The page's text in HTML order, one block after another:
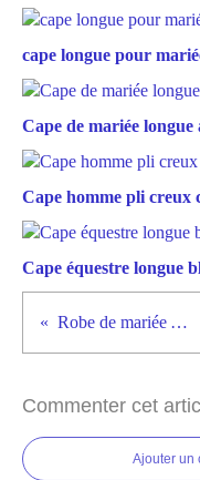
cape longue pour
Cape de mariée
Cape homme pli creux
Cape équestre longue
Robe de mariée Alice
Commenter cet
Ajouter un